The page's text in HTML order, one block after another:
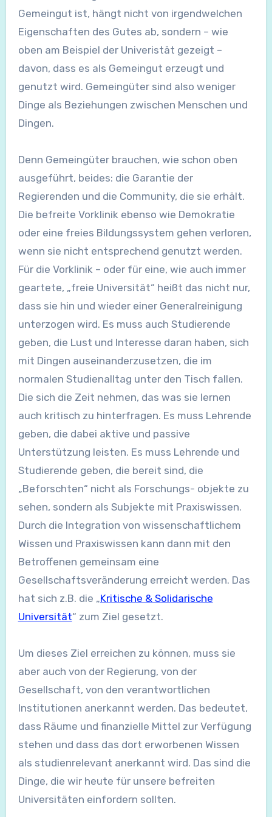
Gemeingut ist, hängt nicht von irgendwelchen
Eigenschaften des Gutes ab, sondern – wie
oben am Beispiel der Univeristät gezeigt –
davon, dass es als Gemeingut erzeugt und
genutzt wird. Gemeingüter sind also weniger
Dinge als Beziehungen zwischen Menschen und
Dingen.
Denn Gemeingüter brauchen, wie schon oben
ausgeführt, beides: die Garantie der
Regierenden und die Community, die sie erhält.
Die befreite Vorklinik ebenso wie Demokratie
oder eine freies Bildungssystem gehen verloren,
wenn sie nicht entsprechend genutzt werden.
Für die Vorklinik – oder für eine, wie auch immer
geartete, „freie Universität“ heißt das nicht nur,
dass sie hin und wieder einer Generalreinigung
unterzogen wird. Es muss auch Studierende
geben, die Lust und Interesse daran haben, sich
mit Dingen auseinanderzusetzen, die im
normalen Studienalltag unter den Tisch fallen.
Die sich die Zeit nehmen, das was sie lernen
auch kritisch zu hinterfragen. Es muss Lehrende
geben, die dabei aktive und passive
Unterstützung leisten. Es muss Lehrende und
Studierende geben, die bereit sind, die
„Beforschten“ nicht als Forschungs- objekte zu
sehen, sondern als Subjekte mit Praxiswissen.
Durch die Integration von wissenschaftlichem
Wissen und Praxiswissen kann dann mit den
Betroffenen gemeinsam eine
Gesellschaftsveränderung erreicht werden. Das
hat sich z.B. die „Kritische & Solidarische
Universität“ zum Ziel gesetzt.
Um dieses Ziel erreichen zu können, muss sie
aber auch von der Regierung, von der
Gesellschaft, von den verantwortlichen
Institutionen anerkannt werden. Das bedeutet,
dass Räume und finanzielle Mittel zur Verfügung
stehen und dass das dort erworbenen Wissen
als studienrelevant anerkannt wird. Das sind die
Dinge, die wir heute für unsere befreiten
Universitäten einfordern sollten.